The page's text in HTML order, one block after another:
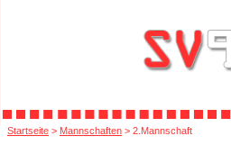
Startseite > Mannschaften > 2.Mannschaft